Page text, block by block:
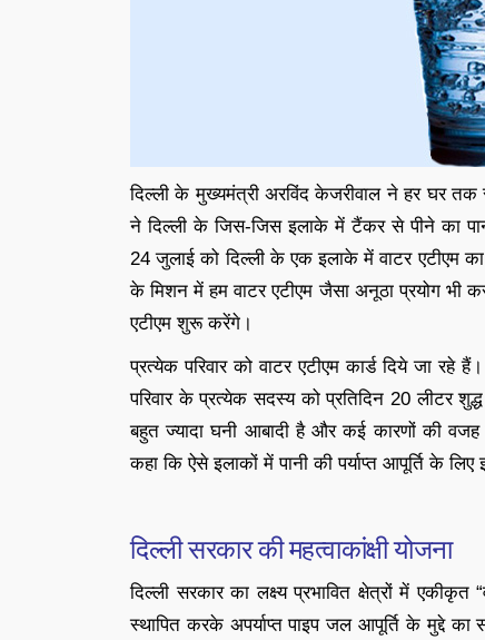
दिल्ली के मुख्यमंत्री अरविंद केजरीवाल ने हर घर तक
ने दिल्ली के जिस-जिस इलाके में टैंकर से पीने का
24 जुलाई को दिल्ली के एक इलाके में वाटर एटीएम
के मिशन में हम वाटर एटीएम जैसा अनूठा प्रयोग भी
एटीएम शुरू करेंगे।
प्रत्येक परिवार को वाटर एटीएम कार्ड दिये जा
परिवार के प्रत्येक सदस्य को प्रतिदिन 20 लीटर
बहुत ज्यादा घनी आबादी है और कई कारणों की
कहा कि ऐसे इलाकों में पानी की पर्याप्त आपूर्ति के
दिल्ली सरकार की महत्वाकांक्षी योजना
दिल्ली सरकार का लक्ष्य प्रभावित क्षेत्रों में
स्थापित करके अपर्याप्त पाइप जल आपूर्ति के मुद्दे